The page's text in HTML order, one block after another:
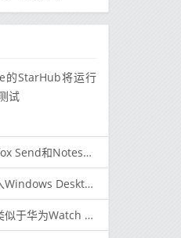
的StarHub将运行
试
和Notes服务
上的Microsoft Excel
Watch Fit的智能手表